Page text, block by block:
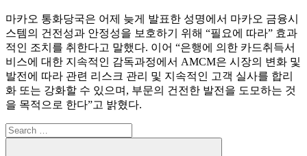
마카오 통화당국은 어제 늦게 발표한 성명에서 마카오 금융시
스템의 건전성과 안정성을 보호하기 위해 “필요에 따라” 효과
적인 조치를 취한다고 말했다. 이어 “은행에 의한 카드취득서
비스에 대한 지속적인 감독과정에서 AMCM은 시장의 변화 및
발전에 따라 관련 리스크 관리 및 지속적인 고객 실사를 합리
화 또는 강화할 수 있으며, 부문의 건전한 발전을 도모하는 것
을 목적으로 한다”고 밝혔다.
Search
for: